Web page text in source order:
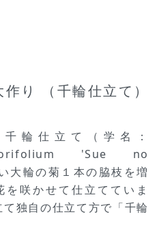
り （千輪仕立て）
輪仕立て（学名：
'Sue no
輪の菊１本の脇枝を増
咲かせて仕立てていま
独自の仕立て方で「千輪